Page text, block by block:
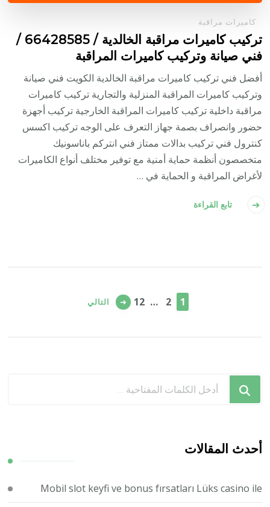
كاميرات مراقبة
تركيب كاميرات مراقبة الخالدية / 66428585 /
فني صيانة وتركيب كاميرات المراقبة
أفضل فني تركيب كاميرات مراقبة الخالدية الكويت فني صيانة
وتركيب كاميرات المراقبة المنزلية والتجارية تركيب كاميرات
مراقبة داخلية تركيب كاميرات المراقبة الخارجية تركيب أجهزة
حضور وانصراف بصمة جهاز التعرف على الوجه تركيب اكسس
كنترول فني تركيب بدالات ممتاز فني انتركم باناسونيك
متخصصون أنظمة حماية أمنية مع توفير مختلف أنواع الكاميرات
لأغراض المراقبة و الحماية في …
تابع القراءة
صفحة
1 صفحة
2
… صفحة
12 التالي
تبحث
ما؟
أحدث المقالات
Mobil slot keyfi ve bonus fırsatları Lüks casino ile